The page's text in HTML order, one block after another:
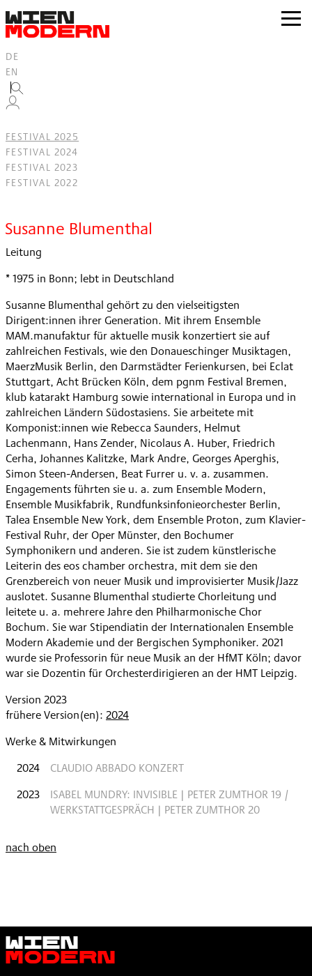
springen
zur
DE
EN
FESTIVAL 2025
FESTIVAL 2024
FESTIVAL 2023
FESTIVAL 2022
Susanne Blumenthal
Leitung
* 1975 in Bonn; lebt in Deutschland
Susanne Blumenthal gehört zu den vielseitigsten
Dirigent:innen ihrer Generation. Mit ihrem Ensemble
MAM.manufaktur für aktuelle musik konzertiert sie auf
zahlreichen Festivals, wie den Donaueschinger Musiktagen,
MaerzMusik Berlin, den Darmstädter Ferienkursen, bei Eclat
Stuttgart, Acht Brücken Köln, dem pgnm Festival Bremen,
klub katarakt Hamburg sowie international in Europa und in
zahlreichen Ländern Südostasiens. Sie arbeitete mit
Komponist:innen wie Rebecca Saunders, Helmut
Lachenmann, Hans Zender, Nicolaus A. Huber, Friedrich
Cerha, Johannes Kalitzke, Mark Andre, Georges Aperghis,
Simon Steen-Andersen, Beat Furrer u. v. a. zusammen.
Engagements führten sie u. a. zum Ensemble Modern,
Ensemble Musikfabrik, Rundfunksinfonieorchester Berlin,
Talea Ensemble New York, dem Ensemble Proton, zum Klavier-
Festival Ruhr, der Oper Münster, den Bochumer
Symphonikern und anderen. Sie ist zudem künstlerische
Leiterin des eos chamber orchestra, mit dem sie den
Grenzbereich von neuer Musik und improvisierter Musik/Jazz
auslotet. Susanne Blumenthal studierte Chorleitung und
leitete u. a. mehrere Jahre den Philharmonische Chor
Bochum. Sie war Stipendiatin der Internationalen Ensemble
Modern Akademie und der Bergischen Symphoniker. 2021
wurde sie Professorin für neue Musik an der HfMT Köln; davor
war sie Dozentin für Orchesterdirigieren an der HMT Leipzig.
Version 2023
frühere Version(en): 2024
Werke & Mitwirkungen
2024
CLAUDIO ABBADO KONZERT
2023
ISABEL MUNDRY: INVISIBLE | PETER ZUMTHOR 19 /
WERKSTATTGESPRÄCH | PETER ZUMTHOR 20
nach oben
Wien
Modern